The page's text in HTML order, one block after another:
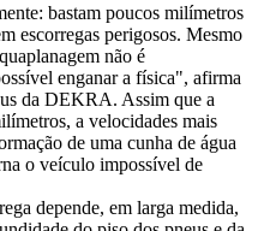
bastam poucos milímetros
escorregas perigosos. Mesmo
não é
enganar a física", afirma
da DEKRA. Assim que a
a velocidades mais
de uma cunha de água
o veículo impossível de
depende, em larga medida,